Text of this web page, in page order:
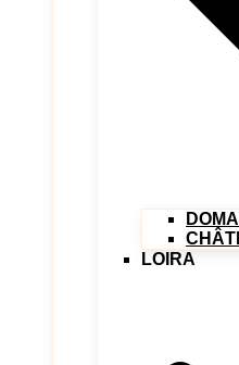
LOIRA